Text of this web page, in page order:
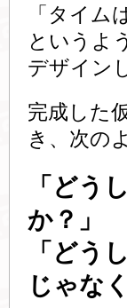
「タイム
というよ
デザイン
完成した
き、次の
「どう
か？」
「どう
じゃな